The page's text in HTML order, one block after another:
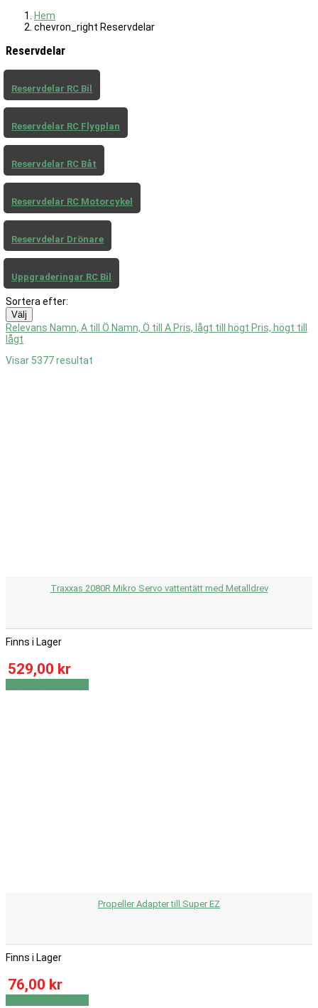
Hem
chevron_right Reservdelar
Reservdelar
Reservdelar RC Bil
Reservdelar RC Flygplan
Reservdelar RC Båt
Reservdelar RC Motorcykel
Reservdelar Drönare
Uppgraderingar RC Bil
Sortera efter:
Välj
Relevans Namn, A till Ö Namn, Ö till A Pris, lågt till högt Pris, högt till
lågt
Visar 5377 resultat
Traxxas 2080R Mikro Servo vattentätt med Metalldrev
Finns i Lager
529,00 kr
Propeller Adapter till Super EZ
Finns i Lager
76,00 kr